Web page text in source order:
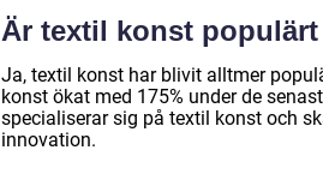
Är textil konst
Ja, textil konst har blivit alltmer
konst ökat med 175% under de
specialiserar sig på textil konst och
innovation.